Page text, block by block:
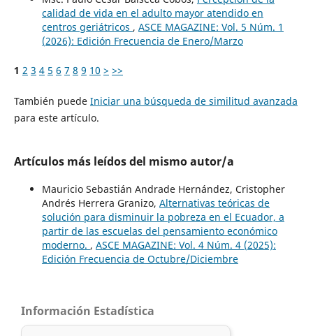
calidad de vida en el adulto mayor atendido en
centros geriátricos , ASCE MAGAZINE: Vol. 5 Núm. 1
(2026): Edición Frecuencia de Enero/Marzo
1 2 3 4 5 6 7 8 9 10 > >>
También puede Iniciar una búsqueda de similitud avanzada
para este artículo.
Artículos más leídos del mismo autor/a
Mauricio Sebastián Andrade Hernández, Cristopher
Andrés Herrera Granizo, Alternativas teóricas de
solución para disminuir la pobreza en el Ecuador, a
partir de las escuelas del pensamiento económico
moderno. , ASCE MAGAZINE: Vol. 4 Núm. 4 (2025):
Edición Frecuencia de Octubre/Diciembre
Información Estadística